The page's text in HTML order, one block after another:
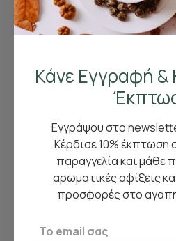
Κάνε Εγγραφή &
Εγγράψου στο
Κέρδισε 10%
παραγγελία και μάθε
αρωματικές αφίξεις
προσφορές στο